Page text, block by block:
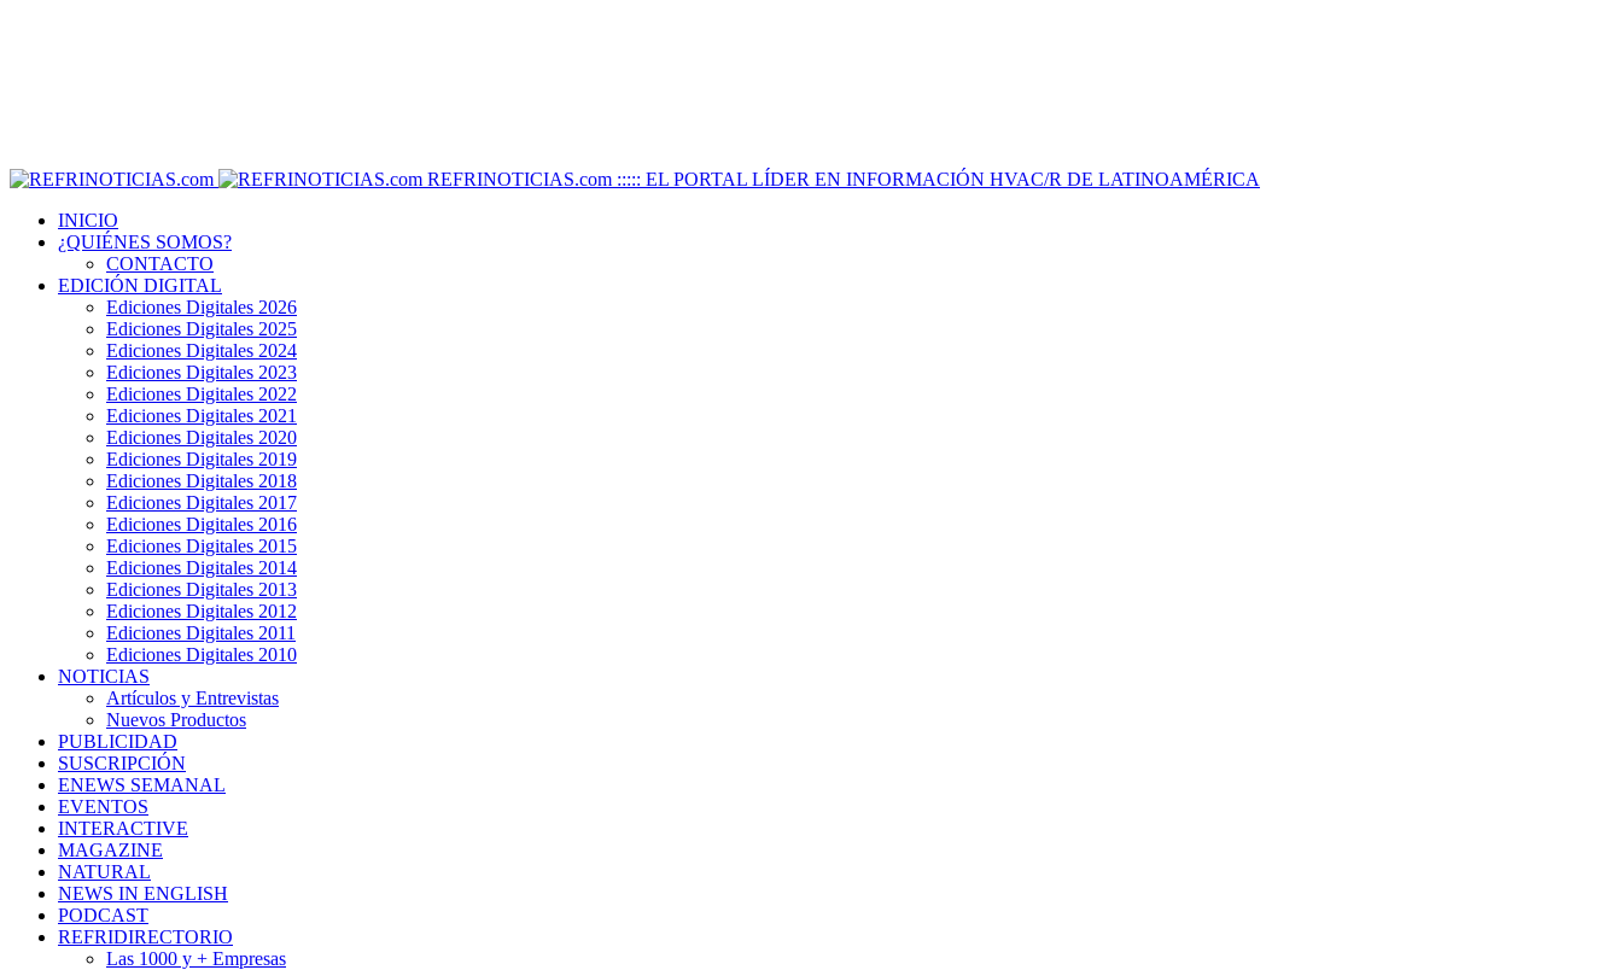
REFRINOTICIAS.com ::::: EL PORTAL LÍDER EN INFORMACIÓN HVAC/R DE LATINOAMÉRICA
INICIO
¿QUIÉNES SOMOS?
CONTACTO
EDICIÓN DIGITAL
Ediciones Digitales 2026
Ediciones Digitales 2025
Ediciones Digitales 2024
Ediciones Digitales 2023
Ediciones Digitales 2022
Ediciones Digitales 2021
Ediciones Digitales 2020
Ediciones Digitales 2019
Ediciones Digitales 2018
Ediciones Digitales 2017
Ediciones Digitales 2016
Ediciones Digitales 2015
Ediciones Digitales 2014
Ediciones Digitales 2013
Ediciones Digitales 2012
Ediciones Digitales 2011
Ediciones Digitales 2010
NOTICIAS
Artículos y Entrevistas
Nuevos Productos
PUBLICIDAD
SUSCRIPCIÓN
ENEWS SEMANAL
EVENTOS
INTERACTIVE
MAGAZINE
NATURAL
NEWS IN ENGLISH
PODCAST
REFRIDIRECTORIO
Las 1000 y + Empresas